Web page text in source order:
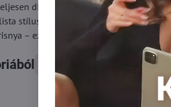
divatos! A geometrikus-virágos
stílusban, és nézze meg, hogyan
– ez a te kifejezésed.
Mintás